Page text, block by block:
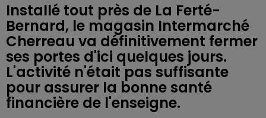
Installé tout près de La Ferté-
Bernard, le magasin Intermarché
Cherreau va définitivement fermer
ses portes d'ici quelques jours.
L'activité n'était pas suffisante
pour assurer la bonne santé
financière de l'enseigne.